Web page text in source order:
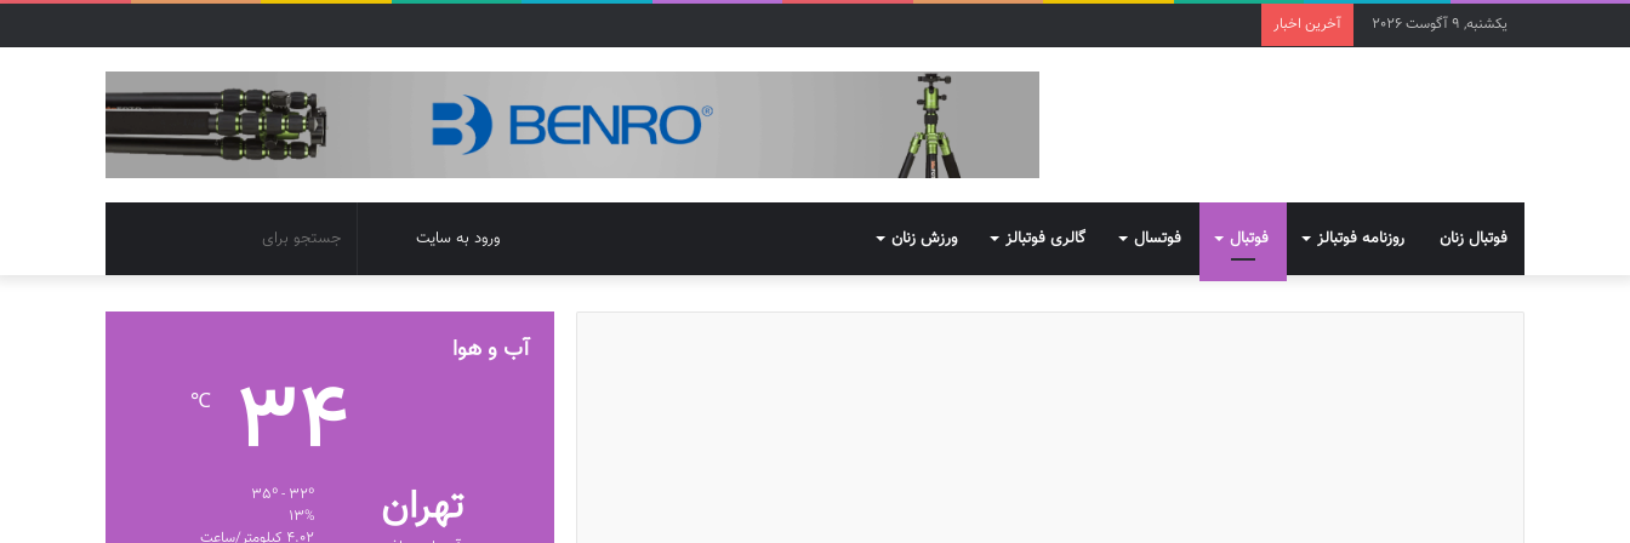
یکشنبه, 9 آگوست 2026 آخرین اخبار
فوتبال زنان روزنامه فوتبالز فوتبال فوتسال گالری فوتبالز ورزش زنان
برای
تغییر
پوسته
ورود به سایت
آب و هوا
تهران
34
℃
13%
4.02 کیلومتر/ساعت